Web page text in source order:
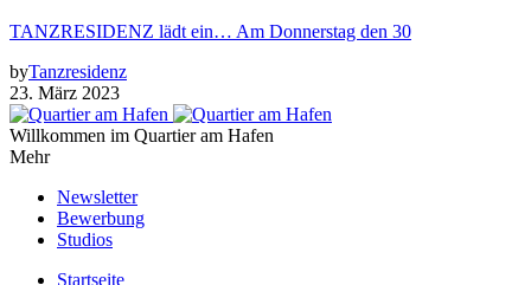
TANZRESIDENZ lädt ein… Am Donnerstag den 30
byTanzresidenz
23. März 2023
Willkommen im Quartier am Hafen
Mehr
Newsletter
Bewerbung
Studios
Startseite